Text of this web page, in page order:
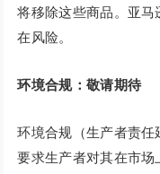
将移除这些商品。亚
在风险。
环境合规：敬请期待
环境合规（生产者责任
要求⽣产者对其在市场